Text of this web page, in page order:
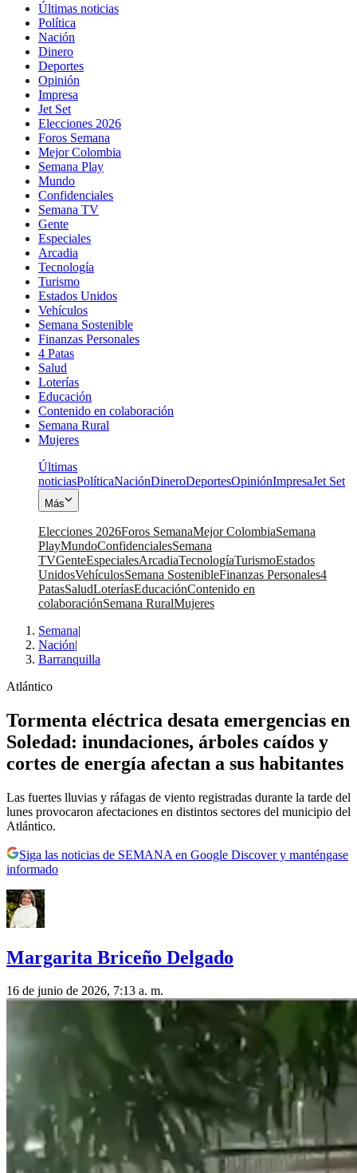
Últimas noticias
Política
Nación
Dinero
Deportes
Opinión
Impresa
Jet Set
Elecciones 2026
Foros Semana
Mejor Colombia
Semana Play
Mundo
Confidenciales
Semana TV
Gente
Especiales
Arcadia
Tecnología
Turismo
Estados Unidos
Vehículos
Semana Sostenible
Finanzas Personales
4 Patas
Salud
Loterías
Educación
Contenido en colaboración
Semana Rural
Mujeres
Últimas
noticiasPolíticaNaciónDineroDeportesOpiniónImpresaJet Set
Más
Elecciones 2026Foros SemanaMejor ColombiaSemana
PlayMundoConfidencialesSemana
TVGenteEspecialesArcadiaTecnologíaTurismoEstados
UnidosVehículosSemana SostenibleFinanzas Personales4
PatasSaludLoteríasEducaciónContenido en
colaboraciónSemana RuralMujeres
Semana|
Nación|
Barranquilla
Atlántico
Tormenta eléctrica desata emergencias en
Soledad: inundaciones, árboles caídos y
cortes de energía afectan a sus habitantes
Las fuertes lluvias y ráfagas de viento registradas durante la tarde del
lunes provocaron afectaciones en distintos sectores del municipio del
Atlántico.
Siga las noticias de SEMANA en Google Discover y manténgase
informado
Margarita Briceño Delgado
16 de junio de 2026, 7:13 a. m.